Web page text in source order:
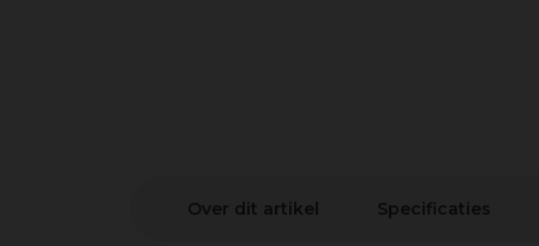
Over dit artikel Specificaties